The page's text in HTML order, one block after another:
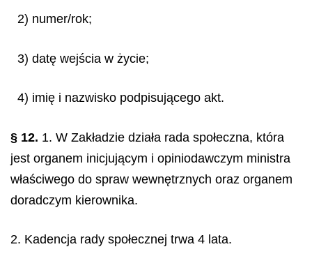
2) numer/rok;
3) datę wejścia w życie;
4) imię i nazwisko podpisującego akt.
§ 12. 1. W Zakładzie działa rada społeczna, która
jest organem inicjującym i opiniodawczym ministra
właściwego do spraw wewnętrznych oraz organem
doradczym kierownika.
2. Kadencja rady społecznej trwa 4 lata.